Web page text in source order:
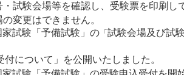
試験会場等を確認し、受験票を印刷し
変更はできません。
試験「予備試験」の 「 試験会場及び試
付について 」を公開いたしました。